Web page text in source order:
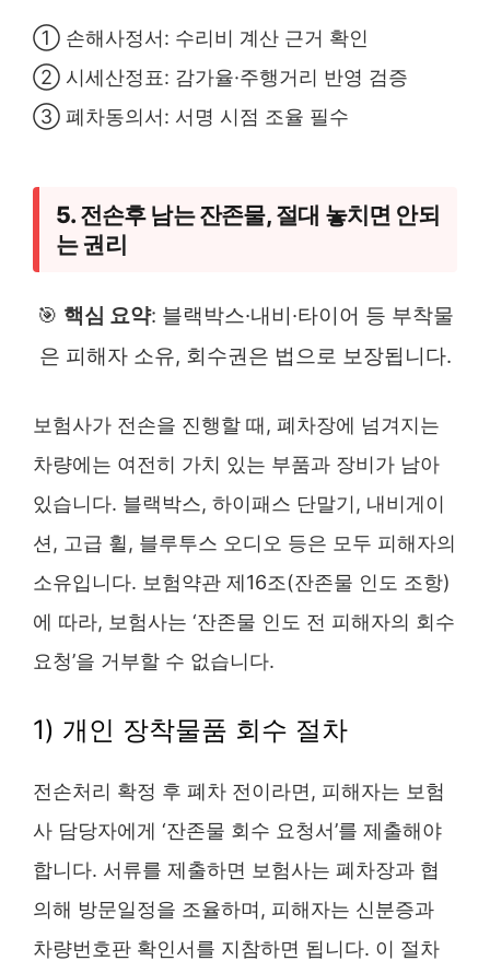
① 손해사정서: 수리비 계산 근거 확인
② 시세산정표: 감가율·주행거리 반영 검증
③ 폐차동의서: 서명 시점 조율 필수
5. 전손후 남는 잔존물, 절대 놓치면 안되
는 권리
🎯 핵심 요약: 블랙박스·내비·타이어 등 부착물
은 피해자 소유, 회수권은 법으로 보장됩니다.
보험사가 전손을 진행할 때, 폐차장에 넘겨지는
차량에는 여전히 가치 있는 부품과 장비가 남아
있습니다. 블랙박스, 하이패스 단말기, 내비게이
션, 고급 휠, 블루투스 오디오 등은 모두 피해자의
소유입니다. 보험약관 제16조(잔존물 인도 조항)
에 따라, 보험사는 ‘잔존물 인도 전 피해자의 회수
요청’을 거부할 수 없습니다.
1) 개인 장착물품 회수 절차
전손처리 확정 후 폐차 전이라면, 피해자는 보험
사 담당자에게 ‘잔존물 회수 요청서’를 제출해야
합니다. 서류를 제출하면 보험사는 폐차장과 협
의해 방문일정을 조율하며, 피해자는 신분증과
차량번호판 확인서를 지참하면 됩니다. 이 절차